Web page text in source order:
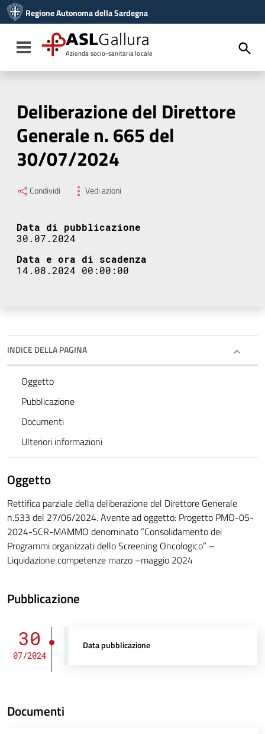
Vai al menu di navigazione
Vai al footer
Regione Autonoma della Sardegna
Toggle navigation
ASLGallura
Azienda socio-sanitaria locale
Deliberazione del Direttore
Generale n. 665 del
30/07/2024
Condividi Vedi azioni
Data di pubblicazione
30.07.2024
Data e ora di scadenza
14.08.2024 00:00:00
INDICE DELLA PAGINA
Oggetto
Pubblicazione
Documenti
Ulteriori informazioni
Oggetto
Rettifica parziale della deliberazione del Direttore Generale
n.533 del 27/06/2024. Avente ad oggetto: Progetto PMO-05-
2024-SCR-MAMMO denominato ”Consolidamento dei
Programmi organizzati dello Screening Oncologico” –
Liquidazione competenze marzo –maggio 2024
Pubblicazione
30
07/2024
Data pubblicazione
Documenti